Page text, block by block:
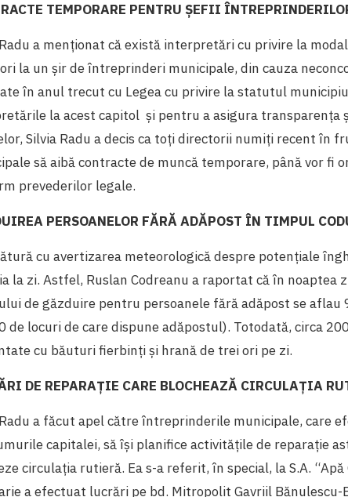
TEMPORARE PENTRU ȘEFII
a menționat că există interpretări cu privire la
la un șir de întreprinderi municipale, din cauza
în anul trecut cu Legea cu privire la statutul
la acest capitol și pentru a asigura transparența
Silvia Radu a decis ca toți directorii numiți recent în
să aibă contracte de muncă temporare, până vor fi
prevederilor legale.
PERSOANELOR FĂRĂ ADĂPOST ÎN TIMPUL
cu avertizarea meteorologică despre potențiale
la zi. Astfel, Ruslan Codreanu a raportat că în noaptea
de găzduire pentru persoanele fără adăpost se aflau
de locuri de care dispune adăpostul). Totodată, circa
cu băuturi fierbinți și hrană de trei ori pe zi.
DE REPARAȚIE CARE BLOCHEAZĂ CIRCULAȚIA
a făcut apel către întreprinderile municipale, care
capitalei, să își planifice activitățile de reparație
circulația rutieră. Ea s-a referit, în special, la S.A. “Apă
a efectuat lucrări pe bd. Mitropolit Gavriil Bănulescu-